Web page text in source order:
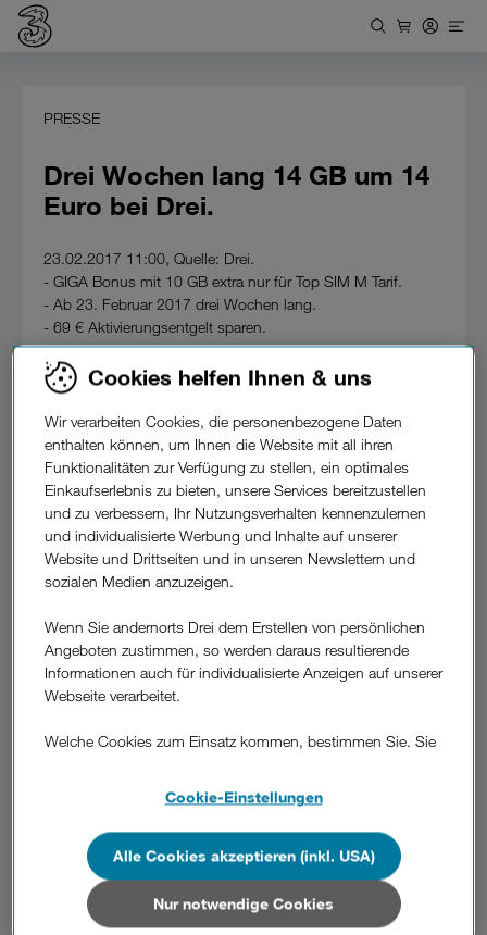
PRESSE
Drei Wochen lang 14 GB um 14
Euro bei Drei.
23.02.2017 11:00, Quelle: Drei.
- GIGA Bonus mit 10 GB extra nur für Top SIM M Tarif.
- Ab 23. Februar 2017 drei Wochen lang.
- 69 € Aktivierungsentgelt sparen.
Drei Wochen lang macht Drei Top SIM M Neukunden ein
unschlagbares Angebot.
den Tarif Top Sim M um 14 € aktivieren, erhalten den GIGA
Bonus mit zusätzlichen 10 GB Datenvolumen ohne Aufpreis
als Zugabe.
Top SIM M inkludiert regulär unlimitierte Minuten und SMS
österreichweit und in allen anderen EU Ländern sowie 4 GB
österreichweit um günstige 14 € pro Monat - ohne Handy
und ohne Bindung.
In Kombination mit dem zeitlich limitierten GIGA Bonus
10 GB Datenvolumen extra.
Gleichzeitig schenkt Drei allen Top SIM Neukunden das
Aktivierungsentgelt in der Höhe von 69 €. Bestehende
3Kunden können im Rahmen der Tarifwechsellogik von Drei
Mehr aufwww.drei.at.
Über Drei:
Hutchison Drei Austria GmbH ist ein 100%iges
Tochterunternehmen von CK Hutchison Holdings Limited
Cookies helfen Ihnen & uns
Wir verarbeiten Cookies, die personenbezogene Daten
enthalten können, um Ihnen die Website mit all ihren
Funktionalitäten zur Verfügung zu stellen, ein optimales
Einkaufserlebnis zu bieten, unsere Services bereitzustellen
und zu verbessern, Ihr Nutzungsverhalten kennenzulernen
und individualisierte Werbung und Inhalte auf unserer
Website und Drittseiten und in unseren Newslettern und
sozialen Medien anzuzeigen.
Wenn Sie andernorts Drei dem Erstellen von persönlichen
Angeboten zustimmen, so werden daraus resultierende
Informationen auch für individualisierte Anzeigen auf unserer
Webseite verarbeitet.
Welche Cookies zum Einsatz kommen, bestimmen Sie. Sie
Details und alle Optionen finden Sie unter „Cookie-
Wenn Sie allen Cookies zustimmen, werden auch Cookies
von Drittanbietern verarbeitet, die Ihre Daten in Ländern
außerhalb der europäischen Union (z.B. in den USA)
verarbeiten. Sie unterliegen keinem EU-konformen
Cookie-Einstellungen
Nur notwendige Cookies
Alle Cookies akzeptieren (inkl. USA)